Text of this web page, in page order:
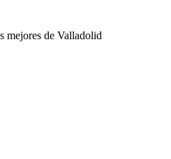
mejores de Valladolid